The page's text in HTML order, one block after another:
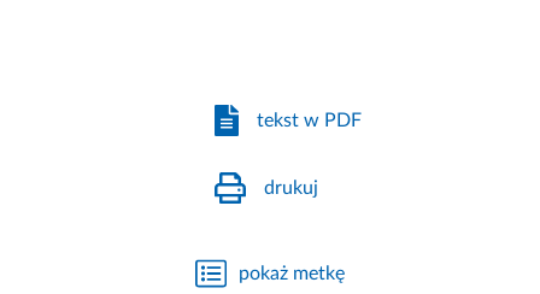
tekst w PDF
drukuj
pokaż metkę